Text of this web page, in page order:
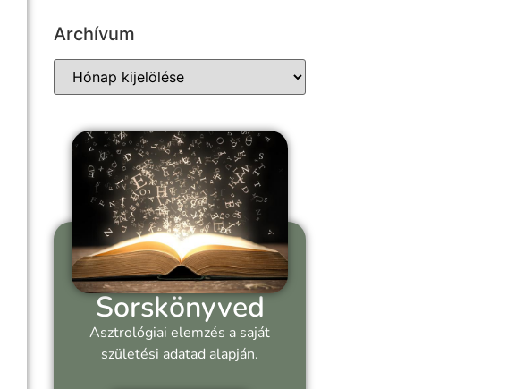
Archívum
Sorskönyved
Asztrológiai elemzés a saját
születési adatad alapján.